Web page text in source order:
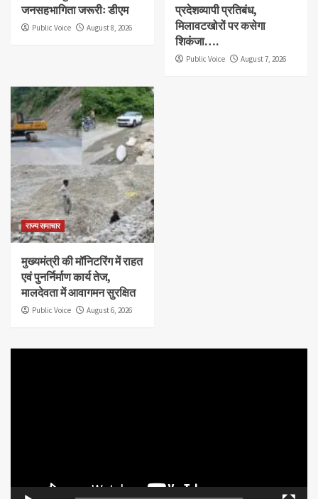
जनसहभागिता जरूरीः डीएम
Public Voice August 8, 2026
प्रदेशव्यापी प्रतिबंध,
मिलावटखोरों पर कसेगा
शिकंजा….
Public Voice August 7, 2026
राज्य समाचार
मुख्यमंत्री की मॉनिटरिंग में राहत
एवं पुनर्निर्माण कार्य तेज,
मालदेवता में आवागमन सुरक्षित
Public Voice August 6, 2026